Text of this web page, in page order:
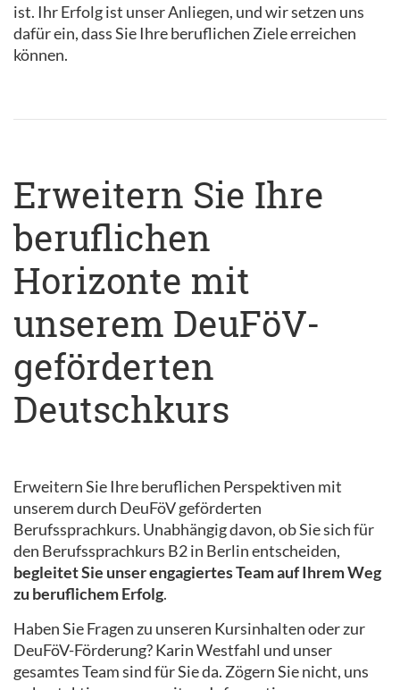
ist. Ihr Erfolg ist unser Anliegen, und wir setzen uns
dafür ein, dass Sie Ihre beruflichen Ziele erreichen
können.
Erweitern Sie Ihre
beruflichen
Horizonte mit
unserem DeuFöV-
geförderten
Deutschkurs
Erweitern Sie Ihre beruflichen Perspektiven mit
unserem durch DeuFöV geförderten
Berufssprachkurs. Unabhängig davon, ob Sie sich für
den Berufssprachkurs B2 in Berlin entscheiden,
begleitet Sie unser engagiertes Team auf Ihrem Weg
zu beruflichem Erfolg.
Haben Sie Fragen zu unseren Kursinhalten oder zur
DeuFöV-Förderung? Karin Westfahl und unser
gesamtes Team sind für Sie da. Zögern Sie nicht, uns